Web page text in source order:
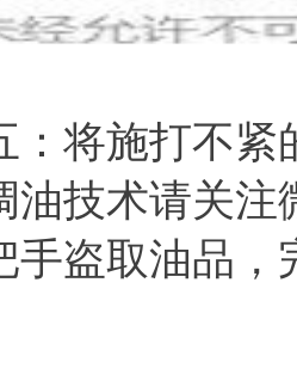
：将施打不紧
油技术请关注
手盗取油品，